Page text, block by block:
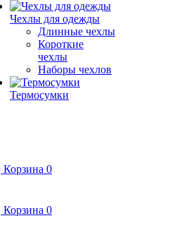
Чехлы для одежды
Длинные чехлы
Короткие
чехлы
Наборы чехлов
Термосумки
Корзина 0
Корзина 0